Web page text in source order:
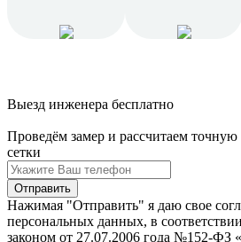
Выезд инженера бесплатно
Проведём замер и рассчитаем
сетки
Нажимая "Отправить" я даю свое
персональных данных, в
законом от 27.07.2006 года №152-ФЗ